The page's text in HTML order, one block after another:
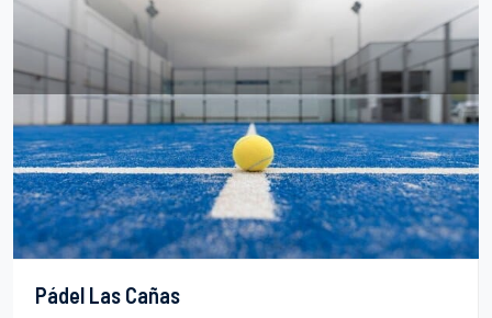
Pádel Las Cañas